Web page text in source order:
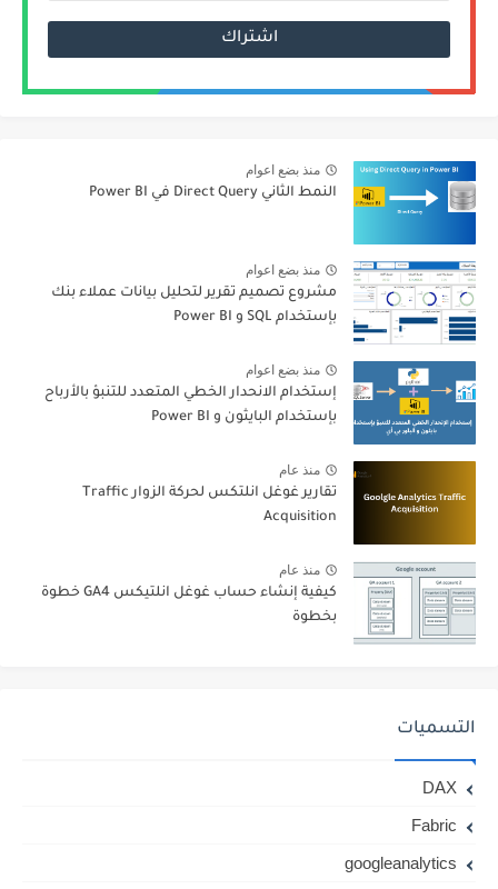
منذ بضع اعوام
النمط الثاني Direct Query في Power BI
منذ بضع اعوام
مشروع تصميم تقرير لتحليل بيانات عملاء بنك
بإستخدام SQL و Power BI
منذ بضع اعوام
إستخدام الانحدار الخطي المتعدد للتنبؤ بالأرباح
بإستخدام البايثون و Power BI
منذ عام
تقارير غوغل انلتكس لحركة الزوار Traffic
Acquisition
منذ عام
كيفية إنشاء حساب غوغل انلتيكس GA4 خطوة
بخطوة
التسميات
DAX
Fabric
googleanalytics